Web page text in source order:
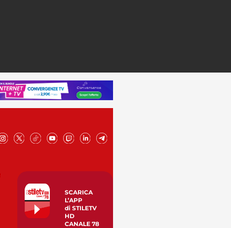
SCARICA
L’APP
di STILETV
HD
CANALE 78